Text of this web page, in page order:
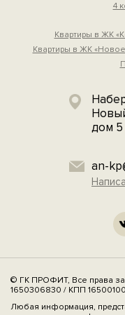
4
Квартиры в ЖК
Квартиры в ЖК
дом 5
an-
© ГК ПРОФИТ, Все права
1650306830 / КПП
Любая информация,